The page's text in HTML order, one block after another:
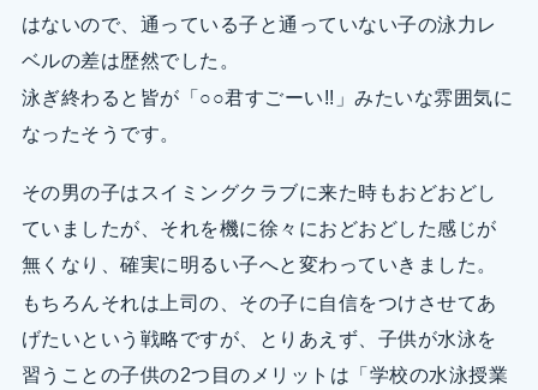
はないので、通っている子と通っていない子の泳力レ
ベルの差は歴然でした。
泳ぎ終わると皆が「○○君すごーい!!」みたいな雰囲気に
なったそうです。
その男の子はスイミングクラブに来た時もおどおどし
ていましたが、それを機に徐々におどおどした感じが
無くなり、確実に明るい子へと変わっていきました。
もちろんそれは上司の、その子に自信をつけさせてあ
げたいという戦略ですが、とりあえず、子供が水泳を
習うことの子供の2つ目のメリットは「学校の水泳授業